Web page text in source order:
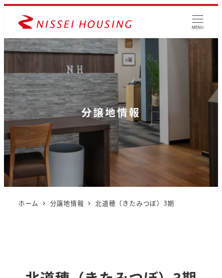
MENU
分譲地情報
ホーム 分譲地情報 北道穂（きたみつぼ）3期